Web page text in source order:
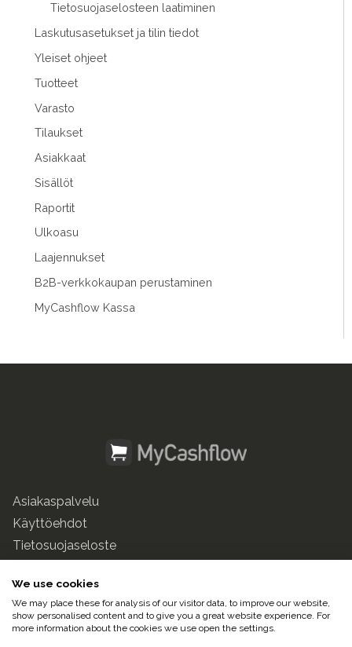
Tietosuojaselosteen laatiminen
Laskutusasetukset ja tilin tiedot
Yleiset ohjeet
Tuotteet
Varasto
Tilaukset
Asiakkaat
Sisällöt
Raportit
Ulkoasu
Laajennukset
B2B-verkkokaupan perustaminen
MyCashflow Kassa
Asiakaspalvelu
Käyttöehdot
Tietosuojaseloste
© 2025 Pulse247 Oy. Kaikki oikeudet pidätetään.
We use cookies
We may place these for analysis of our visitor data, to improve our website,
show personalised content and to give you a great website experience. For
more information about the cookies we use open the settings.